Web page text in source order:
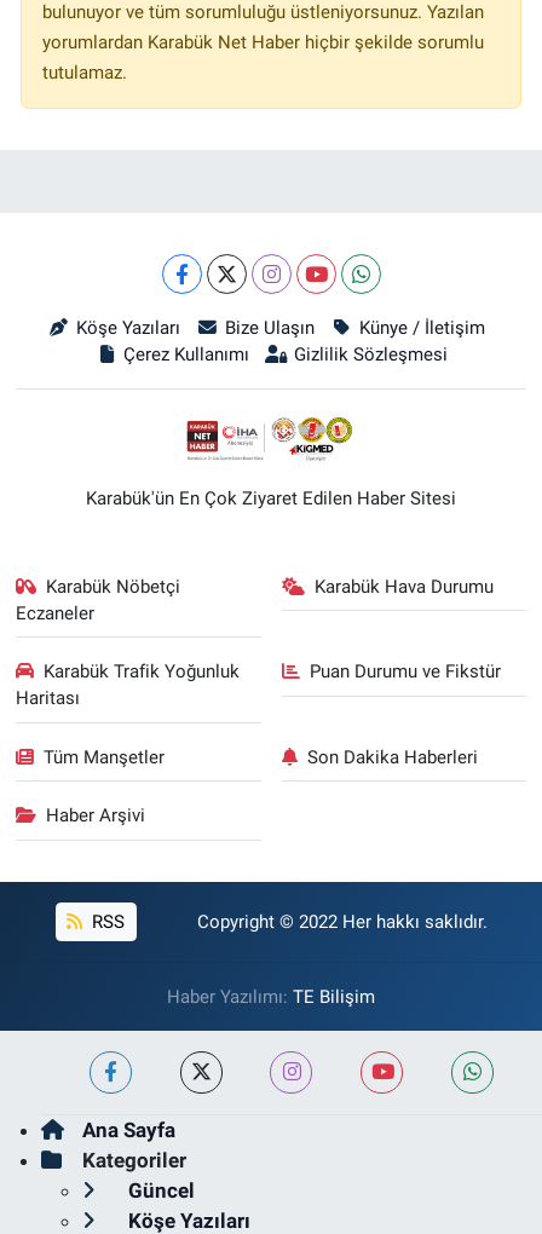
bulunuyor ve tüm sorumluluğu üstleniyorsunuz. Yazılan
yorumlardan Karabük Net Haber hiçbir şekilde sorumlu
tutulamaz.
Köşe Yazıları Bize Ulaşın
Künye / İletişim
Çerez Kullanımı
Gizlilik Sözleşmesi
Karabük'ün En Çok Ziyaret Edilen Haber Sitesi
Karabük Nöbetçi
Eczaneler
Karabük Hava Durumu
Karabük Trafik Yoğunluk
Haritası
Puan Durumu ve Fikstür
Tüm Manşetler Son Dakika Haberleri
Haber Arşivi
RSS Copyright © 2022 Her hakkı saklıdır.
Haber Yazılımı: TE Bilişim
Ana Sayfa
Kategoriler
Güncel
Köşe Yazıları